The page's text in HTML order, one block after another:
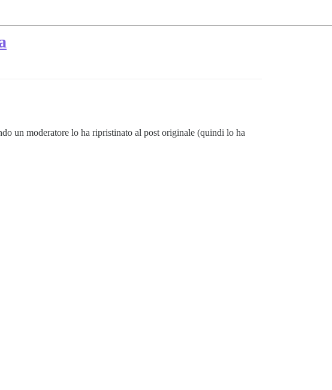
un moderatore lo ha ripristinato al post originale (quindi lo ha